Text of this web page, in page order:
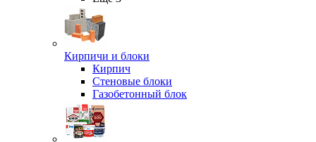
Кирпичи и блоки
Кирпич
Стеновые блоки
Газобетонный блок